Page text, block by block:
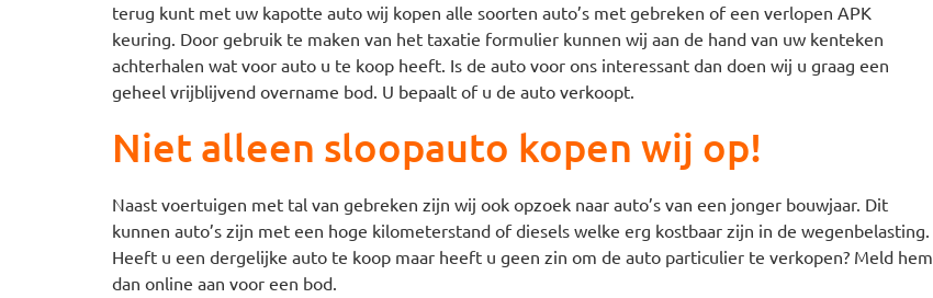
terug kunt met uw kapotte auto wij kopen alle soorten auto’s met gebreken of een verlopen APK
keuring. Door gebruik te maken van het taxatie formulier kunnen wij aan de hand van uw kenteken
achterhalen wat voor auto u te koop heeft. Is de auto voor ons interessant dan doen wij u graag een
geheel vrijblijvend overname bod. U bepaalt of u de auto verkoopt.
Niet alleen sloopauto kopen wij op!
Naast voertuigen met tal van gebreken zijn wij ook opzoek naar auto’s van een jonger bouwjaar. Dit
kunnen auto’s zijn met een hoge kilometerstand of diesels welke erg kostbaar zijn in de wegenbelasting.
Heeft u een dergelijke auto te koop maar heeft u geen zin om de auto particulier te verkopen? Meld hem
dan online aan voor een bod.